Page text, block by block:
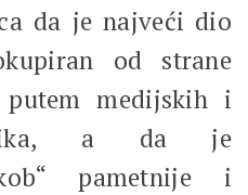
da je najveći dio
od strane
putem medijskih i
a da je
pametnije i